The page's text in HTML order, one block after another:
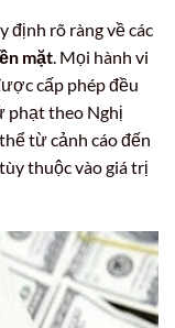
rõ ràng về các
mặt. Mọi hành vi
cấp phép đều
phạt theo Nghị
từ cảnh cáo đến
thuộc vào giá trị